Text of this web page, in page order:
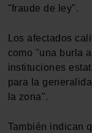
"fraude de ley".
Los afectados
como "una burla
instituciones
para la
la zona".
También indican